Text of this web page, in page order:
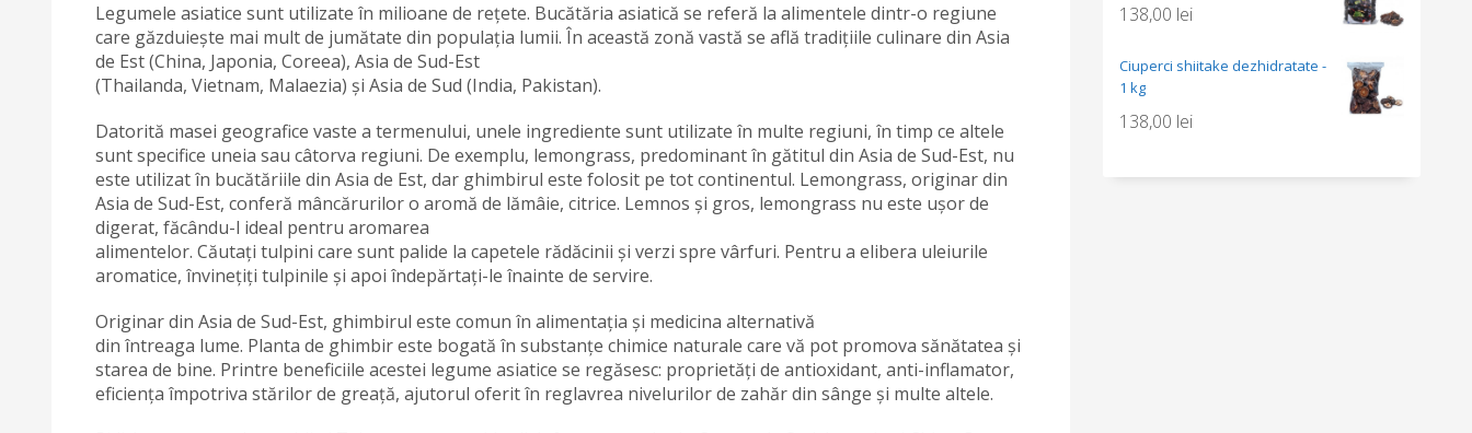
Legumele asiatice sunt utilizate în milioane de rețete. Bucătăria asiatică se referă la alimentele dintr-o regiune
care găzduiește mai mult de jumătate din populația lumii. În această zonă vastă se află tradițiile culinare din Asia
de Est (China, Japonia, Coreea), Asia de Sud-Est
(Thailanda, Vietnam, Malaezia) și Asia de Sud (India, Pakistan).
Datorită masei geografice vaste a termenului, unele ingrediente sunt utilizate în multe regiuni, în timp ce altele
sunt specifice uneia sau câtorva regiuni. De exemplu, lemongrass, predominant în gătitul din Asia de Sud-Est, nu
este utilizat în bucătăriile din Asia de Est, dar ghimbirul este folosit pe tot continentul. Lemongrass, originar din
Asia de Sud-Est, conferă mâncărurilor o aromă de lămâie, citrice. Lemnos și gros, lemongrass nu este ușor de
digerat, făcându-l ideal pentru aromarea
alimentelor. Căutați tulpini care sunt palide la capetele rădăcinii și verzi spre vârfuri. Pentru a elibera uleiurile
aromatice, învinețiți tulpinile și apoi îndepărtați-le înainte de servire.
Originar din Asia de Sud-Est, ghimbirul este comun în alimentația și medicina alternativă
din întreaga lume. Planta de ghimbir este bogată în substanțe chimice naturale care vă pot promova sănătatea și
starea de bine. Printre beneficiile acestei legume asiatice se regăsesc: proprietăți de antioxidant, anti-inflamator,
eficiența împotriva stărilor de greață, ajutorul oferit în reglavrea nivelurilor de zahăr din sânge și multe altele.
138,00 lei
Ciuperci shiitake dezhidratate -
1 kg
138,00 lei